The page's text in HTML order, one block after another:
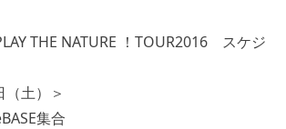
THE NATURE ！TOUR2016 スケジ
土）＞
集合